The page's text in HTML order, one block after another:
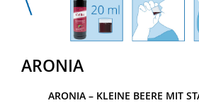
ARONIA
ARONIA – KLEINE BEERE MIT